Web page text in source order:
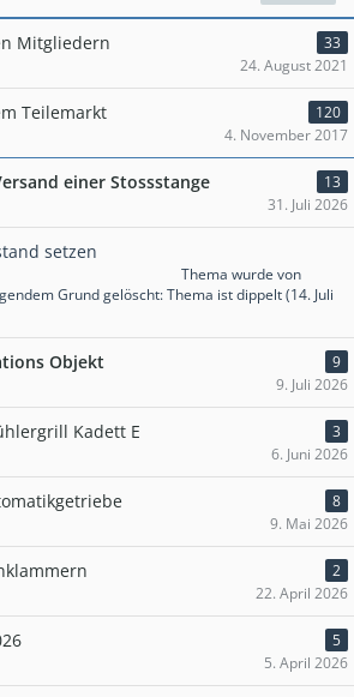
Mitgliedern
33
24. August 2021
Teilemarkt
120
4. November 2017
einer Stossstange
13
31. Juli 2026
setzen
Thema wurde von
Grund gelöscht: Thema ist dippelt (14. Juli
Objekt
9
9. Juli 2026
Kadett E
3
6. Juni 2026
8
9. Mai 2026
2
22. April 2026
5
5. April 2026